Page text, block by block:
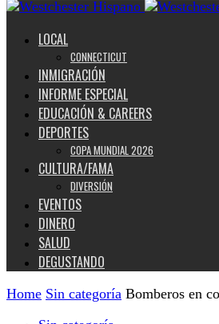
LOCAL
CONNECTICUT
INMIGRACIÓN
INFORME ESPECIAL
EDUCACIÓN & CAREERS
DEPORTES
COPA MUNDIAL 2026
CULTURA/FAMA
DIVERSIÓN
EVENTOS
DINERO
SALUD
DEGUSTANDO
Home Sin categoría Bomberos en